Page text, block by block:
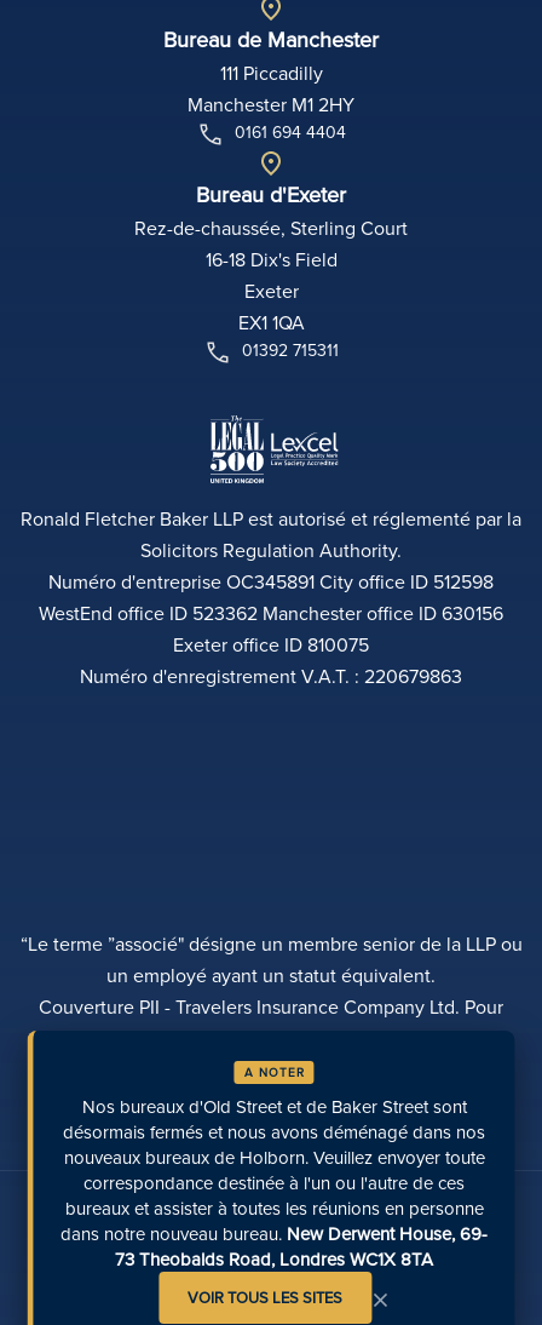
Bureau de Manchester
111 Piccadilly
Manchester M1 2HY
0161 694 4404
Bureau d'Exeter
Rez-de-chaussée, Sterling Court
16-18 Dix's Field
Exeter
EX1 1QA
01392 715311
Ronald Fletcher Baker LLP est autorisé et réglementé par la
Solicitors Regulation Authority.
Numéro d'entreprise OC345891 City office ID 512598
WestEnd office ID 523362 Manchester office ID 630156
Exeter office ID 810075
Numéro d'enregistrement V.A.T. : 220679863
“Le terme ”associé" désigne un membre senior de la LLP ou
un employé ayant un statut équivalent.
Couverture PII - Travelers Insurance Company Ltd. Pour
POLITIQUE DE CONFIDENTIALITÉ
TRANSPARENCE DIVERSITÉ
EFFECTUER UN PAIEMENT LOCALISATION DES SITES
PAGES RÉCENTES
Parlez-nous sur les médias sociaux
A NOTER
Nos bureaux d'Old Street et de Baker Street sont
désormais fermés et nous avons déménagé dans nos
nouveaux bureaux de Holborn. Veuillez envoyer toute
correspondance destinée à l'un ou l'autre de ces
bureaux et assister à toutes les réunions en personne
dans notre nouveau bureau. New Derwent House, 69-
73 Theobalds Road, Londres WC1X 8TA
VOIR TOUS LES SITES ×